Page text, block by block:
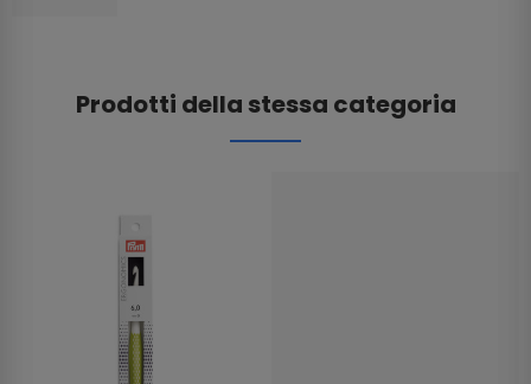
Prodotti della stessa categoria